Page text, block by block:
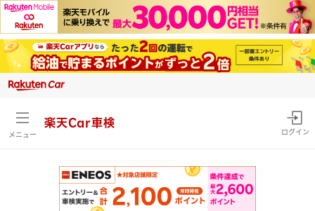
メニュー
楽天Car車検
ログイン